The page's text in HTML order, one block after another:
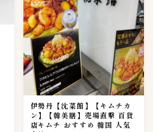
伊勢丹【沈菜館】【キムチカ
ン】【韓美膳】売場直撃 百貨
店キムチ おすすめ 韓国 人気